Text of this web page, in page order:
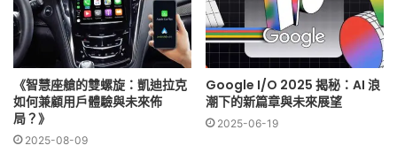
《智慧座艙的雙螺旋：凱迪拉克
如何兼顧用戶體驗與未來佈
局？》
2025-08-09
Google I/O 2025 揭秘：AI 浪
潮下的新篇章與未來展望
2025-06-19